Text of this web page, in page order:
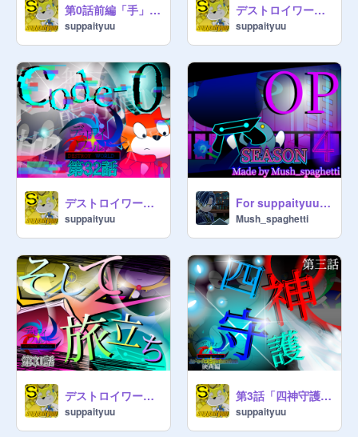
第0話前編「手」 デストロイワールド-Episode0-
suppaityuu
デストロイワールド第33話「蒼き空間の裂界刃」
suppaityuu
デストロイワールド第32話「code-0」
suppaityuu
For suppaityuu様 デストロイワールド 4章OP「レーゾンデートル」
Mush_spaghetti
デストロイワールド第31話「そして旅立ち」
suppaityuu
第3話「四神守護」デストロイワールド io's determination
suppaityuu